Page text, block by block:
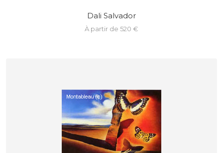
Dali Salvador
à partir de 520 €